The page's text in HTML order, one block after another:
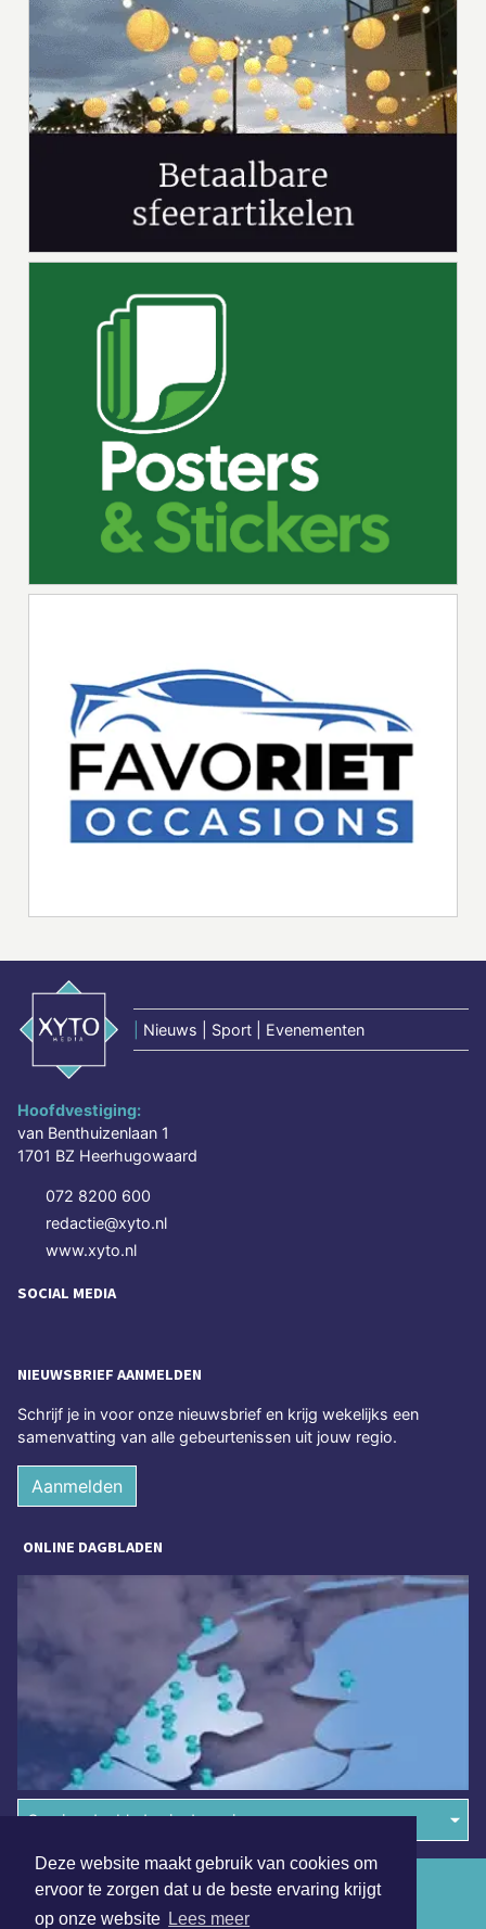
Deze website maakt gebruik van cookies om
ervoor te zorgen dat u de beste ervaring krijgt
op onze website Lees meer
Nieuws | Sport | Evenementen
Hoofdvestiging:
van Benthuizenlaan 1
1701 BZ Heerhugowaard
072 8200 600
redactie@xyto.nl
www.xyto.nl
SOCIAL MEDIA
NIEUWSBRIEF AANMELDEN
Schrijf je in voor onze nieuwsbrief en krijg wekelijks een
samenvatting van alle gebeurtenissen uit jouw regio.
Aanmelden
ONLINE DAGBLADEN
Overige dagbladen in de regio
Algemene voorwaarden
Disclaimer